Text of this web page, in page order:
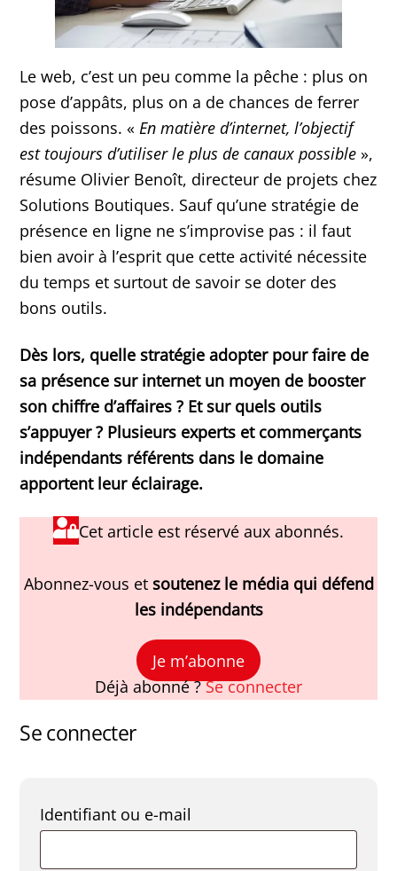
Le web, c’est un peu comme la pêche : plus on
pose d’appâts, plus on a de chances de ferrer
des poissons. «En matière d’internet, l’objectif
est toujours d’utiliser le plus de canaux possible »,
résume Olivier Benoît, directeur de projets chez
Solutions Boutiques. Sauf qu’une stratégie de
présence en ligne ne s’improvise pas : il faut
bien avoir à l’esprit que cette activité nécessite
du temps et surtout de savoir se doter des
bons outils.
Dès lors, quelle stratégie adopter pour faire de
sa présence sur internet un moyen de booster
son chiffre d’affaires ? Et sur quels outils
s’appuyer ? Plusieurs experts et commerçants
indépendants référents dans le domaine
apportent leur éclairage.
Cet article est réservé aux abonnés.
Abonnez-vous et soutenez le média qui défend
les indépendants
Je m’abonne
Déjà abonné ?Se connecter
Se connecter
Identifiant ou e-mail